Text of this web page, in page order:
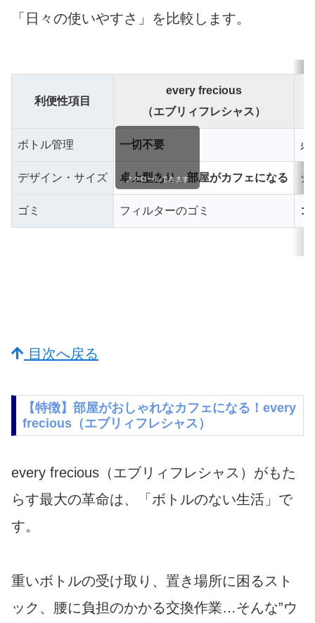
「日々の使いやすさ」を比較します。
利便性項目
every frecious
（エブリィフレシャス）
ボトル管理 一切不要 必
デザイン・サイズ 卓上型あり、部屋がカフェになる シ
ゴミ フィルターのゴミ ゴ
スクロールできます
目次へ戻る
【特徴】部屋がおしゃれなカフェになる！every
frecious（エブリィフレシャス）
every frecious（エブリィフレシャス）がもた
らす最大の革命は、「ボトルのない生活」で
す。
重いボトルの受け取り、置き場所に困るスト
ック、腰に負担のかかる交換作業…そんな”ウ